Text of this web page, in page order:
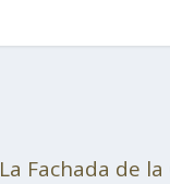
La Fachada de